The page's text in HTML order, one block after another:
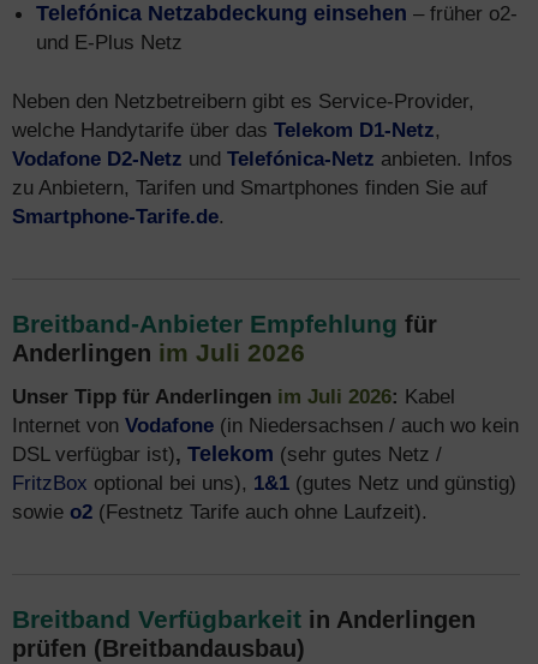
Telefónica Netzabdeckung einsehen – früher o2-
und E-Plus Netz
Neben den Netzbetreibern gibt es Service-Provider,
welche Handytarife über das Telekom D1-Netz,
Vodafone D2-Netz und Telefónica-Netz anbieten. Infos
zu Anbietern, Tarifen und Smartphones finden Sie auf
Smartphone-Tarife.de.
Breitband-Anbieter Empfehlung für
Anderlingen im Juli 2026
Unser Tipp für Anderlingen im Juli 2026: Kabel
Internet von Vodafone (in Niedersachsen / auch wo kein
DSL verfügbar ist), Telekom (sehr gutes Netz /
FritzBox optional bei uns), 1&1 (gutes Netz und günstig)
sowie o2 (Festnetz Tarife auch ohne Laufzeit).
Breitband Verfügbarkeit in Anderlingen
prüfen (Breitbandausbau)